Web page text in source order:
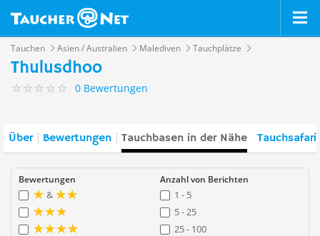
Tauchen Asien / Australien Malediven Tauchplätze
Thulusdhoo
0 Bewertungen
Über Bewertungen Tauchbasen in der Nähe
Bewertungen
&
Anzahl von Berichten
1 - 5
5 - 25
25 - 100